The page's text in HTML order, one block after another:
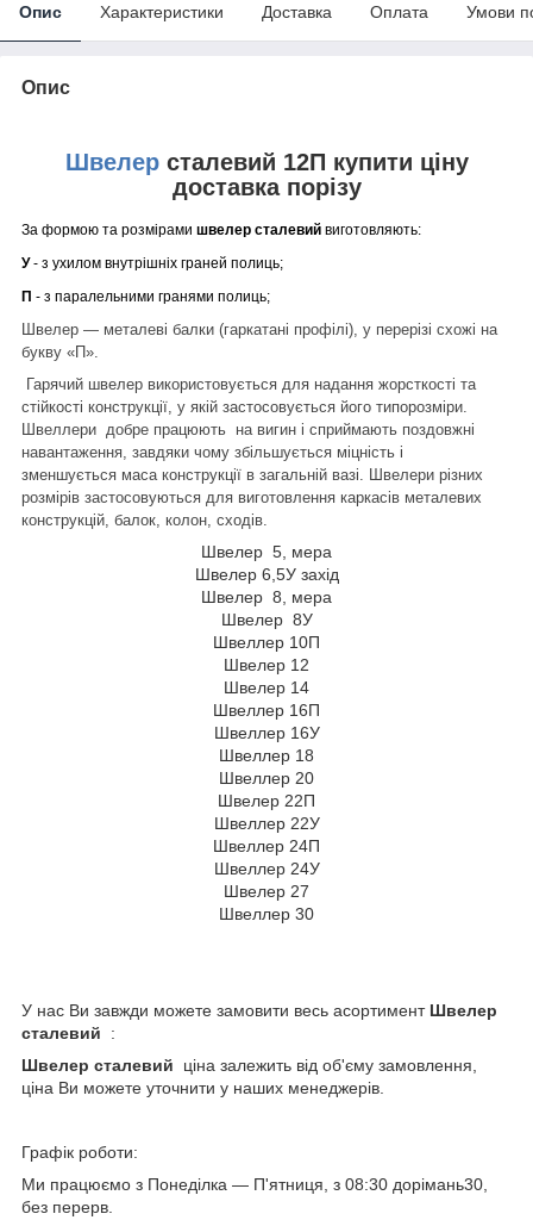
Опис Характеристики Доставка Оплата Умови
Опис
Швелерсталевий 12П купити ціну
доставка порізу
За формою та розмірами швелер сталевий виготовляють:
У - з ухилом внутрішніх граней полиць;
П - з паралельними гранями полиць;
Швелер — металеві балки (гаркатані профілі), у перерізі схожі на
букву «П».
Гарячий швелер використовується для надання жорсткості та
стійкості конструкції, у якій застосовується його типорозміри.
Швеллери добре працюють на вигин і сприймають поздовжні
навантаження, завдяки чому збільшується міцність і
зменшується маса конструкції в загальній вазі. Швелери різних
розмірів застосовуються для виготовлення каркасів металевих
конструкцій, балок, колон, сходів.
Швелер 5, мера
Швелер 6,5У захід
Швелер 8, мера
Швелер 8У
Швеллер 10П
Швелер 12
Швелер 14
Швеллер 16П
Швеллер 16У
Швеллер 18
Швеллер 20
Швелер 22П
Швеллер 22У
Швеллер 24П
Швеллер 24У
Швелер 27
Швеллер 30
У нас Ви завжди можете замовити весь асортимент Швелер
сталевий :
Швелер сталевий ціна залежить від об'єму замовлення,
ціна Ви можете уточнити у наших менеджерів.
Графік роботи:
Ми працюємо з Понеділка — П'ятниця, з 08:30 дорімань30,
без перерв.